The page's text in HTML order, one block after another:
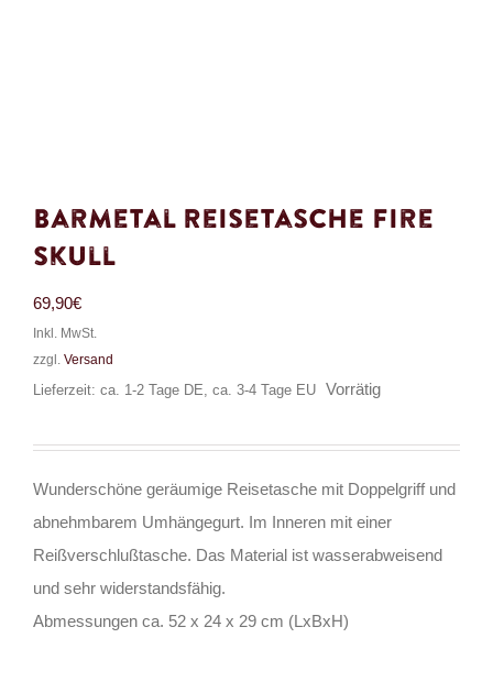
Barmetal Reisetasche Fire
Skull
69,90€
Inkl. MwSt.
zzgl. Versand
Lieferzeit: ca. 1-2 Tage DE, ca. 3-4 Tage EU
Vorrätig
Wunderschöne geräumige Reisetasche mit Doppelgriff und
abnehmbarem Umhängegurt. Im Inneren mit einer
Reißverschlußtasche. Das Material ist wasserabweisend
und sehr widerstandsfähig.
Abmessungen ca. 52 x 24 x 29 cm (LxBxH)